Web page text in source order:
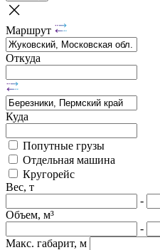
Маршрут
Откуда
Куда
Попутные грузы
Отдельная машина
Кругорейс
Вес, т
-
Объем, м³
-
Макс. габарит, м